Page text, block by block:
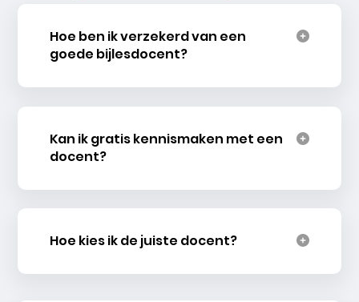
Hoe ben ik verzekerd van een
goede bijlesdocent?
Kan ik gratis kennismaken met een
docent?
Hoe kies ik de juiste docent?